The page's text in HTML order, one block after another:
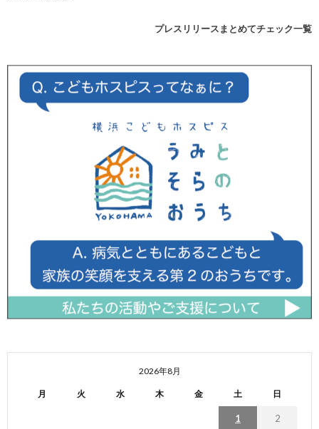
プレスリリースまとめてチェック一覧
2026年8月
月 火 水 木 金 土 日
1 2